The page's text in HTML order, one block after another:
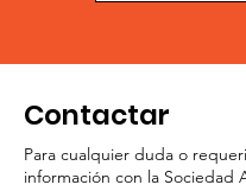
Contactar
Para cualquier duda o
información con la Sociedad